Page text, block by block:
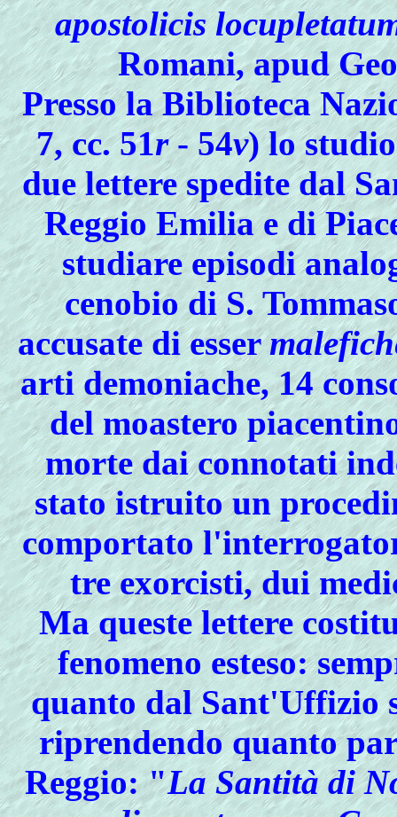
apostolicis
Romani, apud
Presso la Biblioteca
7, cc. 51r- 54v) lo
due lettere spedite dal
Reggio Emilia e di
studiare episodi
cenobio di S.
accusate di esser
arti demoniache, 14
del moastero
morte dai connotati
stato istruito un
comportato
tre exorcisti, dui
Ma queste lettere
fenomeno esteso:
quanto dal Sant'Uffizio
riprendendo quanto
Reggio: "La Santità di